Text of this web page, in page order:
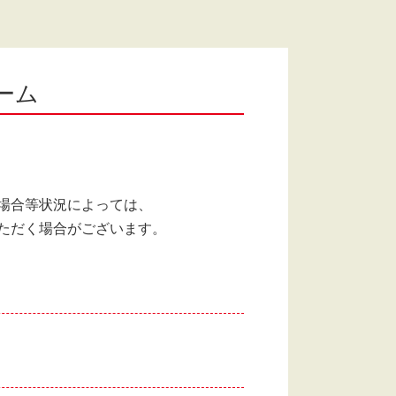
ム
等状況によっては、
く場合がございます。